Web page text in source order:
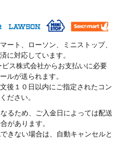
ート、ローソン、ミニストップ、
に対応しています。
ス株式会社からお支払いに必要
ルが送られます。
後１０日以内にご指定されたコン
ださい。
るため、ご入金日によっては配送
があります。
きない場合は、自動キャンセルと